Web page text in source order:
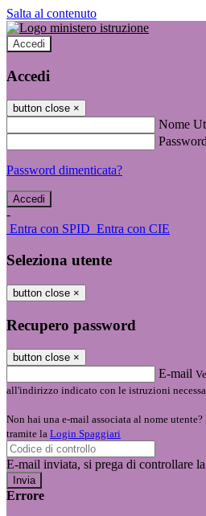
Salta al contenuto
Accedi
Accedi
button close ×
Nome
Password dimenticata?
-
Entra con SPID Entra con CIE
Seleziona utente
button close ×
Recupero password
button close ×
E-mail
all'indirizzo indicato con le istruzioni
Non hai una e-mail associata al nome
tramite la Login Spaggiari
E-mail inviata, si prega di controllare
Errore